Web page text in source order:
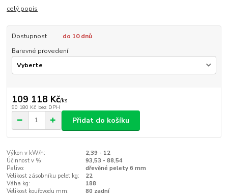
celý popis
Dostupnost
do 10 dnů
Barevné provedení
109 118 Kč/ks
90 180 Kč bez DPH
Přidat do košíku
Výkon v kW/h:
2,39 - 12
Účinnost v %:
93,53 - 88,54
Palivo:
dřevěné pelety 6 mm
Velikost zásobníku pelet kg:
22
Váha kg:
188
Velikost kouřovodu mm:
80 zadní